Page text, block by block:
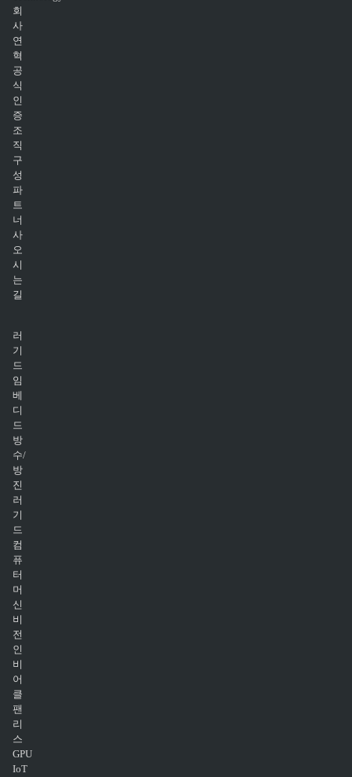
회
사
연
혁
공
식
인
증
조
직
구
성
파
트
너
사
오
시
는
길
러
기
드
임
베
디
드
방
수/
방
진
러
기
드
컴
퓨
터
머
신
비
전
인
비
어
클
팬
리
스
GPU
IoT